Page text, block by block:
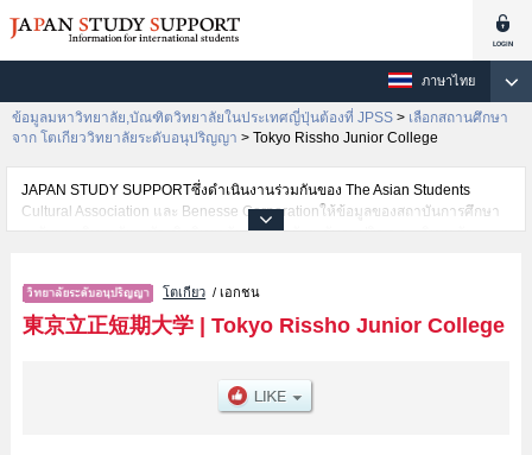
ภาษาไทย
ข้อมูลมหาวิทยาลัย,บัณฑิตวิทยาลัยในประเทศญี่ปุ่นต้องที่ JPSS > เลือกสถานศึกษา
จาก โตเกียววิทยาลัยระดับอนุปริญญา > Tokyo Rissho Junior College
JAPAN STUDY SUPPORTซึ่งดำเนินงานร่วมกันของ The Asian Students
Cultural Association และ Benesse Corporationให้ข้อมูลของสถาบันการศึกษา
ระดับมหาวิทยาลัย・บัณฑิตวิทยาลัย・วิทยาลัยระดับอนุปริญญา・วิทยาลัย
นักศึกษาต่างชาติเช่นข้อมูลของแต่ละคณะ,ข้อมูลการสอบคัดเลือกเข้าศึกษาเช่น
จำนวนคนที่รับสมัครหรือจำนวนคนที่ผ่านการสอบคัดเลือกเป็นต้น,แนะนำสถาน
ที่,การเดินทางเป็นต้นไว้ด้วยดังนั้นขอเชิญใช้บริการค้นหาข้อมูลตามอัธยาศัย
โตเกียว / เอกชน
東京立正短期大学| Tokyo Rissho Junior College